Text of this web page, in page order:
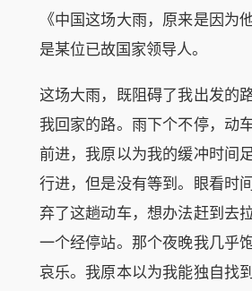
《中国这场大雨，原来是因为
是某位已故国家领导人。
这场大雨，既阻碍了我出发的
我回家的路。雨下个不停，动
前进，我原以为我的缓冲时间
行进，但是没有等到。眼看时
弃了这趟动车，想办法赶到去
一个经停站。那个夜晚我几乎
哀乐。我原本以为我能独自找